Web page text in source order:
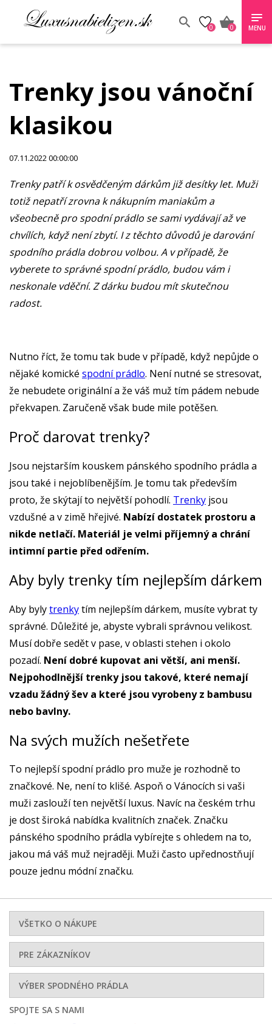
0 0 MENU
Trenky jsou vánoční
klasikou
07.11.2022 00:00:00
Trenky patří k osvědčeným dárkům již desítky let. Muži
totiž nepatří zrovna k nákupním maniakům a
všeobecně pro spodní prádlo se sami vydávají až ve
chvílích, když není zbytí. I z těchto důvodů je darování
spodního prádla dobrou volbou. A v případě, že
vyberete to správné spodní prádlo, budou vám i
neskonale vděční. Z dárku budou mít skutečnou
radost.
Nutno říct, že tomu tak bude v případě, když nepůjde o
nějaké komické spodní prádlo. Není nutné se stresovat,
že nebudete originální a že váš muž tím pádem nebude
překvapen. Zaručeně však bude mile potěšen.
Proč darovat trenky?
Jsou nejstarším kouskem pánského spodního prádla a
jsou také i nejoblíbenějším. Je tomu tak především
proto, že skýtají to největší pohodlí. Trenky jsou
vzdušné a v zimě hřejivé. Nabízí dostatek prostoru a
nikde netlačí. Materiál je velmi příjemný a chrání
intimní partie před odřením.
Aby byly trenky tím nejlepším dárkem
Aby bylytrenkytím nejlepším dárkem, musíte vybrat ty
správné. Důležité je, abyste vybrali správnou velikost.
Musí dobře sedět v pase, v oblasti stehen i okolo
pozadí. Není dobré kupovat ani větší, ani menší.
Nejpohodlnější trenky jsou takové, které nemají
vzadu žádný šev a které jsou vyrobeny z bambusu
nebo bavlny.
Na svých mužích nešetřete
To nejlepší spodní prádlo pro muže je rozhodně to
značkové. Ne, není to klišé. Aspoň o Vánocích si vaši
muži zaslouží ten největší luxus. Navíc na českém trhu
je dost široká nabídka kvalitních značek. Značku
pánského spodního prádla vybírejte s ohledem na to,
jakou má váš muž nejraději. Muži často upřednostňují
pouze jednu módní značku.
VŠETKO O NÁKUPE
PRE ZÁKAZNÍKOV
VÝBER SPODNÉHO PRÁDLA
SPOJTE SA S NAMI